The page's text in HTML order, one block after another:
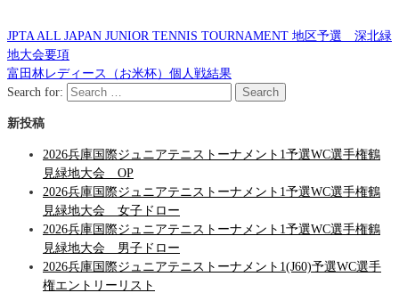
JPTA ALL JAPAN JUNIOR TENNIS TOURNAMENT 地区予選 深北緑
地大会要項
富田林レディース（お米杯）個人戦結果
Search for:
Search
新投稿
2026兵庫国際ジュニアテニストーナメント1予選WC選手権鶴
見緑地大会 OP
2026兵庫国際ジュニアテニストーナメント1予選WC選手権鶴
見緑地大会 女子ドロー
2026兵庫国際ジュニアテニストーナメント1予選WC選手権鶴
見緑地大会 男子ドロー
2026兵庫国際ジュニアテニストーナメント1(J60)予選WC選手
権エントリーリスト